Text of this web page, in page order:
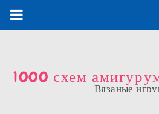
1000 схем
Вязаные